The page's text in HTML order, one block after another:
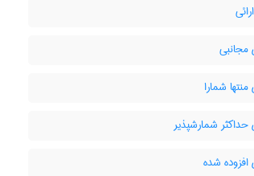
شمارا
شمارشپذیر
شده